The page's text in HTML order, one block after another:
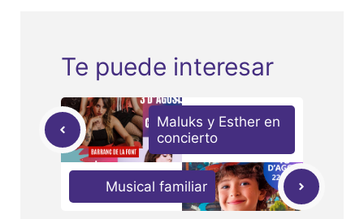
Te puede interesar
Maluks y Esther en
concierto
Musical familiar